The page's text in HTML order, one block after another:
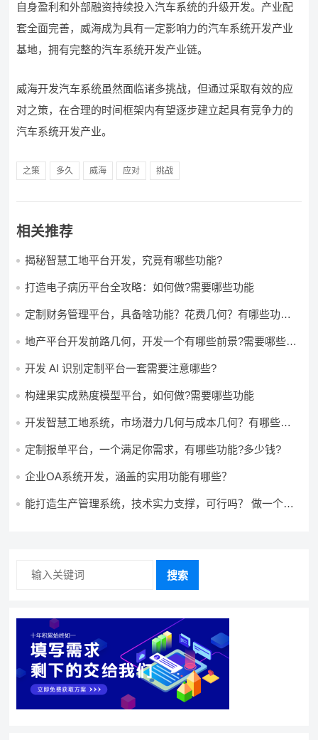
自身盈利和外部融资持续投入汽车系统的升级开发。产业配
套全面完善，威海成为具有一定影响力的汽车系统开发产业
基地，拥有完整的汽车系统开发产业链。
威海开发汽车系统虽然面临诸多挑战，但通过采取有效的应
对之策，在合理的时间框架内有望逐步建立起具有竞争力的
汽车系统开发产业。
之策 多久 威海 应对 挑战
相关推荐
揭秘智慧工地平台开发，究竟有哪些功能?
打造电子病历平台全攻略：如何做?需要哪些功能
定制财务管理平台，具备啥功能？花费几何？有哪些功能?
地产平台开发前路几何，开发一个有哪些前景?需要哪些费
开发 AI 识别定制平台一套需要注意哪些?
构建果实成熟度模型平台，如何做?需要哪些功能
开发智慧工地系统，市场潜力几何与成本几何？有哪些前
定制报单平台，一个满足你需求，有哪些功能?多少钱?
企业OA系统开发，涵盖的实用功能有哪些？
能打造生产管理系统，技术实力支撑，可行吗？ 做一个高
搜索